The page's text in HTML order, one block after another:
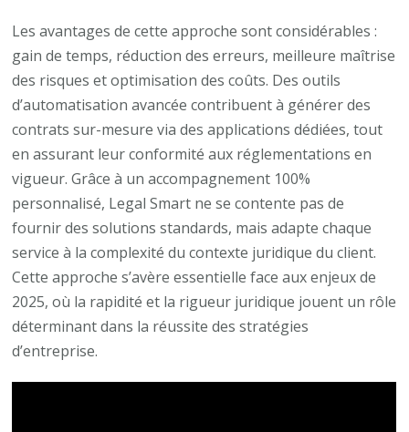
Les avantages de cette approche sont considérables :
gain de temps, réduction des erreurs, meilleure maîtrise
des risques et optimisation des coûts. Des outils
d’automatisation avancée contribuent à générer des
contrats sur-mesure via des applications dédiées, tout
en assurant leur conformité aux réglementations en
vigueur. Grâce à un accompagnement 100%
personnalisé, Legal Smart ne se contente pas de
fournir des solutions standards, mais adapte chaque
service à la complexité du contexte juridique du client.
Cette approche s’avère essentielle face aux enjeux de
2025, où la rapidité et la rigueur juridique jouent un rôle
déterminant dans la réussite des stratégies
d’entreprise.